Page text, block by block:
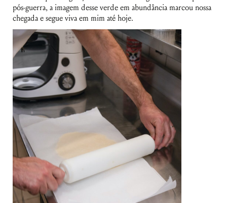
pós-guerra, a imagem desse verde em abundância marcou nossa
chegada e segue viva em mim até hoje.